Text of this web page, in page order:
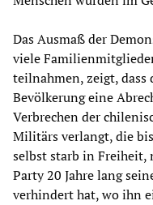
Das Ausmaß der
viele
teilnahmen, zeigt, dass
Bevölkerung eine
Verbrechen der
Militärs verlangt, die
selbst starb in Freiheit,
Party 20 Jahre lang
verhindert hat, wo ihn